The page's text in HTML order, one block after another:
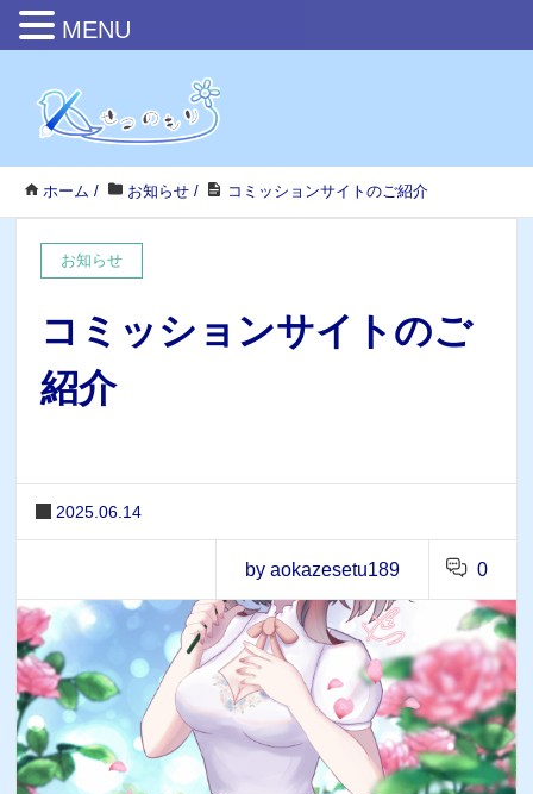
ホーム / お知らせ / コミッションサイトのご紹介
お知らせ
コミッションサイトのご
紹介
2025.06.14
by aokazesetu189 0
MENU